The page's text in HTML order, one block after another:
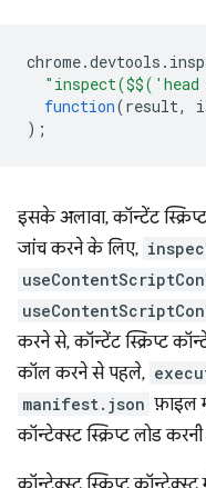
chrome.devtools .
function(result,
);
इसके अलावा, कॉन्टेंट
जांच करने के लिए,
करने से, कॉन्टेंट स्क्रिप्ट
कॉल करने से पहले,
manifest.json फ़ाइल
कॉन्टेक्स्ट स्क्रिप्ट लोड करनी